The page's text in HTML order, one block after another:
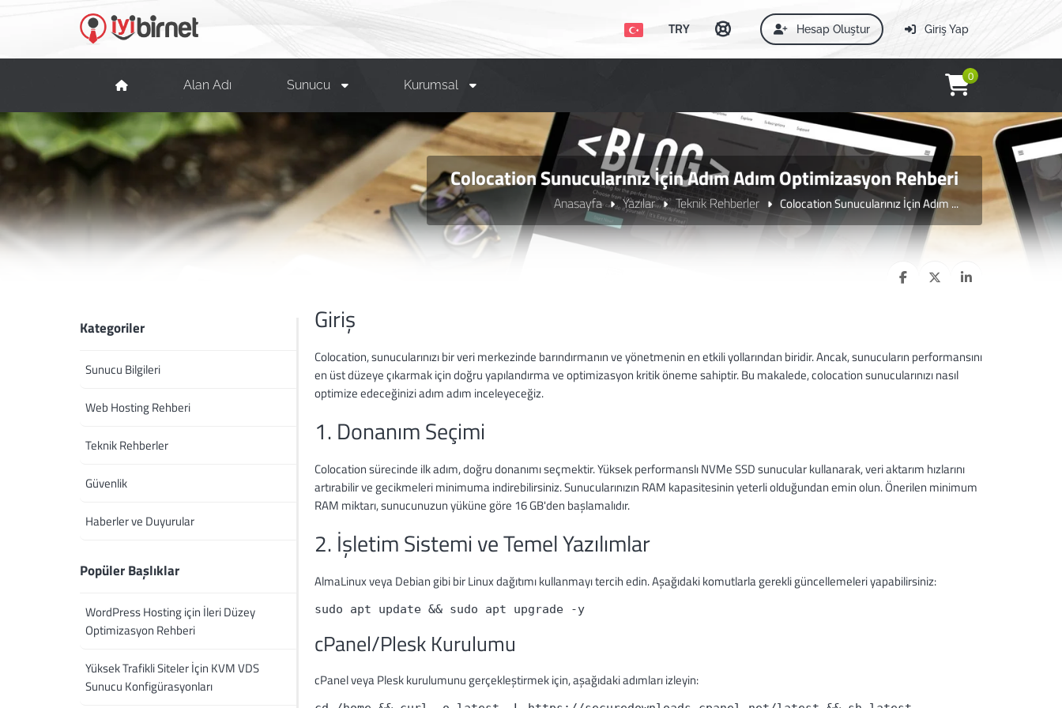
Giriş Yap
Hesap Oluştur
TRY
Alan Adı Sunucu Kurumsal
0
Colocation Sunucularınız İçin Adım Adım Optimizasyon Rehberi
Anasayfa Yazılar Teknik Rehberler Colocation Sunucularınız İçin Adım ...
Giriş
Colocation, sunucularınızı bir veri merkezinde barındırmanın ve yönetmenin en etkili yollarından biridir. Ancak, sunucuların performansını
en üst düzeye çıkarmak için doğru yapılandırma ve optimizasyon kritik öneme sahiptir. Bu makalede, colocation sunucularınızı nasıl
optimize edeceğinizi adım adım inceleyeceğiz.
1. Donanım Seçimi
Colocation sürecinde ilk adım, doğru donanımı seçmektir. Yüksek performanslı NVMe SSD sunucular kullanarak, veri aktarım hızlarını
artırabilir ve gecikmeleri minimuma indirebilirsiniz. Sunucularınızın RAM kapasitesinin yeterli olduğundan emin olun. Önerilen minimum
RAM miktarı, sunucunuzun yüküne göre 16 GB'den başlamalıdır.
2. İşletim Sistemi ve Temel Yazılımlar
AlmaLinux veya Debian gibi bir Linux dağıtımı kullanmayı tercih edin. Aşağıdaki komutlarla gerekli güncellemeleri yapabilirsiniz:
sudo apt update && sudo apt upgrade -y
cPanel/Plesk Kurulumu
cPanel veya Plesk kurulumunu gerçekleştirmek için, aşağıdaki adımları izleyin:
Kategoriler
Sunucu Bilgileri
Web Hosting Rehberi
Teknik Rehberler
Güvenlik
Haberler ve Duyurular
Popüler Başlıklar
WordPress Hosting için İleri Düzey
Optimizasyon Rehberi
Yüksek Trafikli Siteler İçin KVM VDS
Sunucu Konfigürasyonları